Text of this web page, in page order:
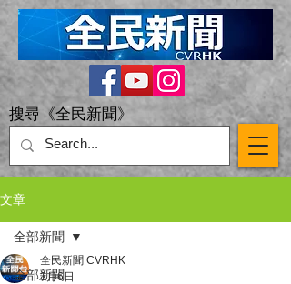
搜尋《全民新聞》
文章
全部新聞
全部新聞
全民新聞 CVRHK
3月6日